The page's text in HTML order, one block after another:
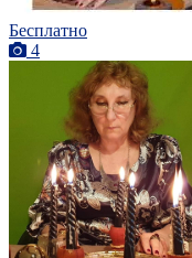
Бесплатно
4